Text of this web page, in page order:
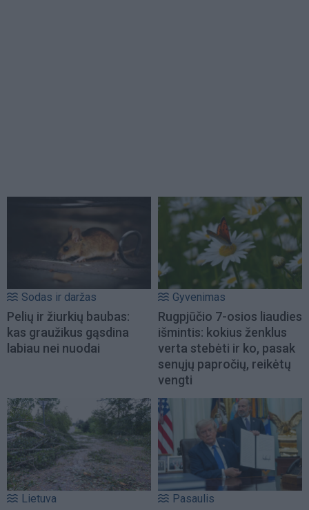
Sodas ir daržas
Pelių ir žiurkių baubas:
kas graužikus gąsdina
labiau nei nuodai
Gyvenimas
Rugpjūčio 7-osios liaudies
išmintis: kokius ženklus
verta stebėti ir ko, pasak
senųjų papročių, reikėtų
vengti
Lietuva Pasaulis